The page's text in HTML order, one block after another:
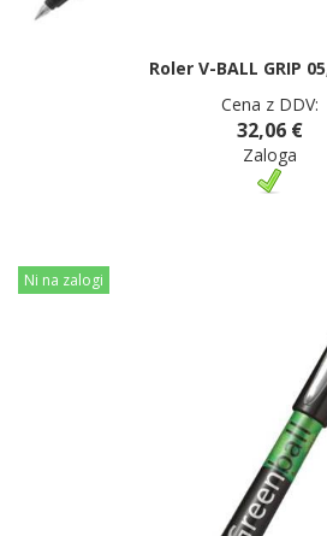
Roler V-BALL GRIP
Cena z DDV:
32,06 €
Zaloga
Ni na zalogi